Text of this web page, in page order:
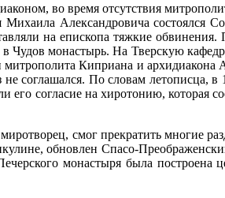
во вре­мя от­сут­ствия
Алек­сан­дро­ви­ча со­сто­ял­ся
на епи­ско­па тяж­кие
Чу­дов мо­на­стырь. На Твер­скую
Ки­при­а­на и ар­хи­ди­а­ко­на
со­гла­шал­ся. По сло­вам
со­гла­сие на хи­ро­то­нию, ко­то­рая
смог пре­кра­тить мно­гие
об­нов­лен Спа­со-
мо­на­сты­ря бы­ла